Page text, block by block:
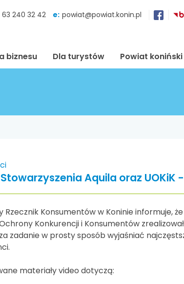
240 32 42 e: powiat@powiat.konin.pl
biznesu Dla turystów Powiat koniński
Aquila oraz
Rzecznik Konsumentów w Koninie informuje,
Konkurencji i Konsumentów
zadanie w prosty sposób wyjaśniać
materiały video dotyczą: